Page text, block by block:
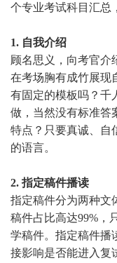
个专业考试科目汇总
1. 自我介绍
顾名思义，向考官介
在考场胸有成竹展现
有固定的模板吗？千
做，当然没有标准答
特点？只要真诚、自
的语言。
2. 指定稿件播读
指定稿件分为两种文
稿件占比高达99% ，
学稿件。指定稿件播
接影响是否能进入复